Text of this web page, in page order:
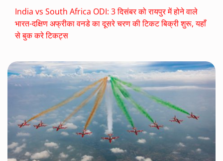
India vs South Africa ODI: 3 दिसंबर को रायपुर में होने वाले
भारत-दक्षिण अफ्रीका वनडे का दूसरे चरण की टिकट बिक्री शुरू, यहाँ
से बुक करे टिकट्स